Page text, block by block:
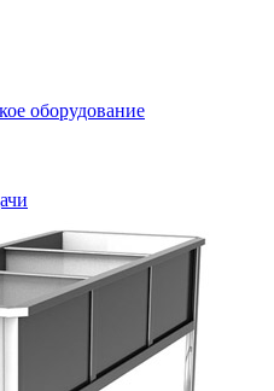
оборудование